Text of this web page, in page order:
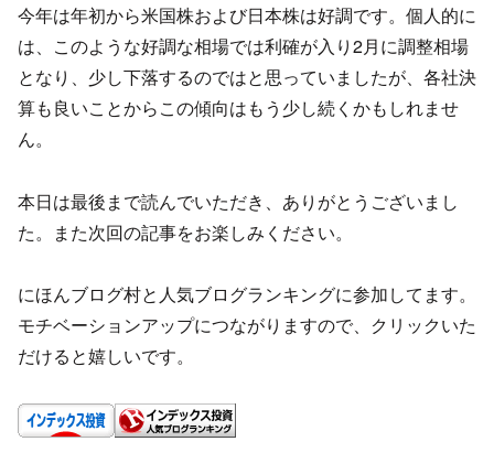
今年は年初から米国株および日本株は好調です。個人的に
は、このような好調な相場では利確が入り2月に調整相場
となり、少し下落するのではと思っていましたが、各社決
算も良いことからこの傾向はもう少し続くかもしれませ
ん。
本日は最後まで読んでいただき、ありがとうございまし
た。また次回の記事をお楽しみください。
にほんブログ村と人気ブログランキングに参加してます。
モチベーションアップにつながりますので、クリックいた
だけると嬉しいです。